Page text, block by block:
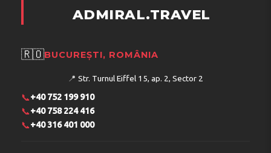
ADMIRAL.TRAVEL
🇷🇴BUCUREȘTI, ROMÂNIA
📍 Str. Turnul Eiffel 15, ap. 2, Sector 2
📞+40 752 199 910
📞+40 758 224 416
📞+40 316 401 000